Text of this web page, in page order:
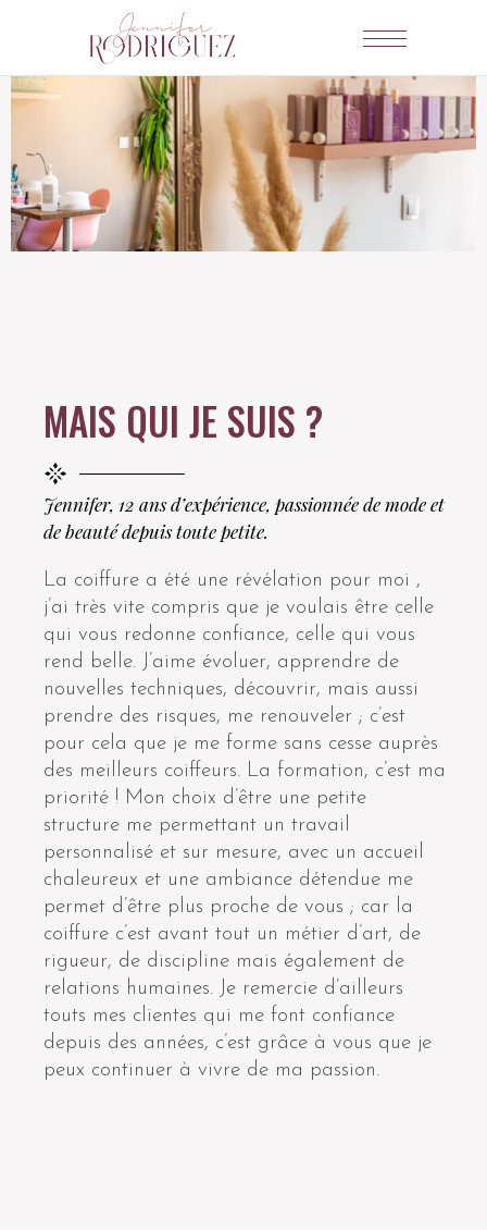
MAIS QUI JE SUIS ?
Jennifer, 12 ans d’expérience, passionnée de mode et
de beauté depuis toute petite.
La coiffure a été une révélation pour moi ,
j’ai très vite compris que je voulais être celle
qui vous redonne confiance, celle qui vous
rend belle. J’aime évoluer, apprendre de
nouvelles techniques, découvrir, mais aussi
prendre des risques, me renouveler ; c’est
pour cela que je me forme sans cesse auprès
des meilleurs coiffeurs. La formation, c’est ma
priorité ! Mon choix d’être une petite
structure me permettant un travail
personnalisé et sur mesure, avec un accueil
chaleureux et une ambiance détendue me
permet d’être plus proche de vous ; car la
coiffure c’est avant tout un métier d’art, de
rigueur, de discipline mais également de
relations humaines. Je remercie d’ailleurs
touts mes clientes qui me font confiance
depuis des années, c’est grâce à vous que je
peux continuer à vivre de ma passion.